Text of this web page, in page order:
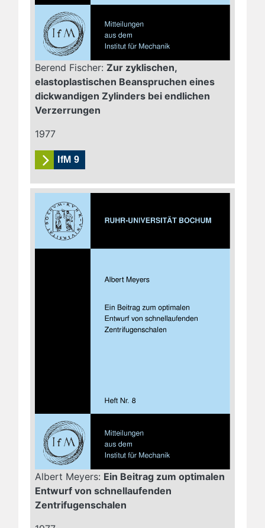
Berend Fischer: Zur zyklischen,
elastoplastischen Beanspruchen eines
dickwandigen Zylinders bei endlichen
Verzerrungen
1977
IfM 9
Albert Meyers: Ein Beitrag zum optimalen
Entwurf von schnellaufenden
Zentrifugenschalen